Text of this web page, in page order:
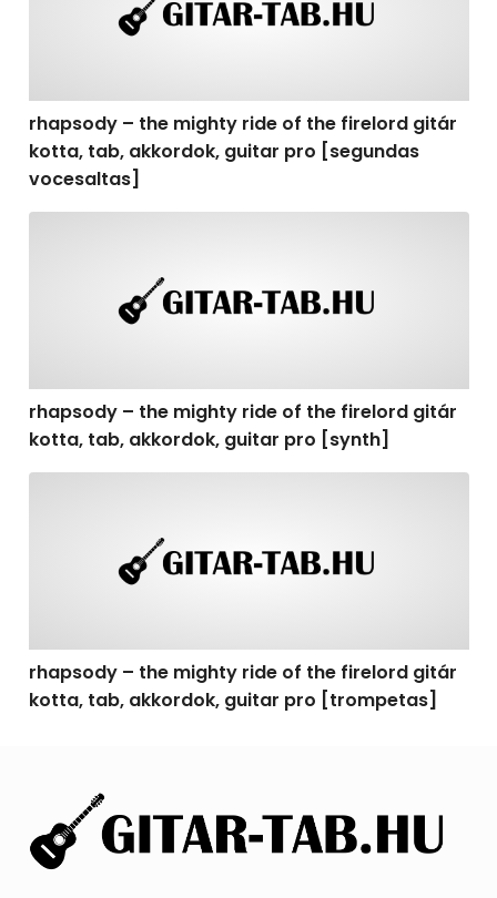
rhapsody – the mighty ride of the firelord gitár
kotta, tab, akkordok, guitar pro [segundas
vocesaltas]
rhapsody – the mighty ride of the firelord gitár
kotta, tab, akkordok, guitar pro [synth]
rhapsody – the mighty ride of the firelord gitár
kotta, tab, akkordok, guitar pro [trompetas]